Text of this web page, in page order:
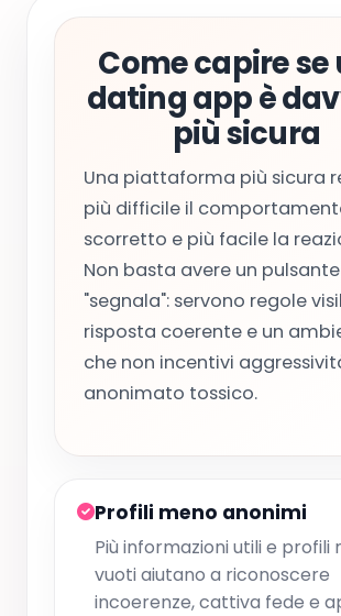
Come capire se
dating app è
più sicura
Una piattaforma più sicura
più difficile il
scorretto e più facile la
Non basta avere un pulsante
"segnala": servono regole
risposta coerente e un
che non incentivi
anonimato tossico.
Profili meno anonimi
Più informazioni utili e profili
vuoti aiutano a riconoscere
incoerenze, cattiva fede e